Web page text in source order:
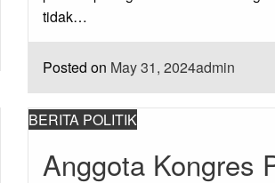
tidak…
Posted on May 31, 2024admin
BERITA POLITIK
Anggota Kongres